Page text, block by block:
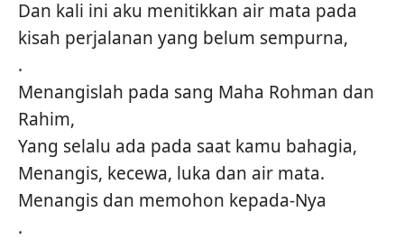
Dan kali ini aku menitikkan air mata pada
kisah perjalanan yang belum sempurna,
.
Menangislah pada sang Maha Rohman dan
Rahim,
Yang selalu ada pada saat kamu bahagia,
Menangis, kecewa, luka dan air mata.
Menangis dan memohon kepada-Nya
.